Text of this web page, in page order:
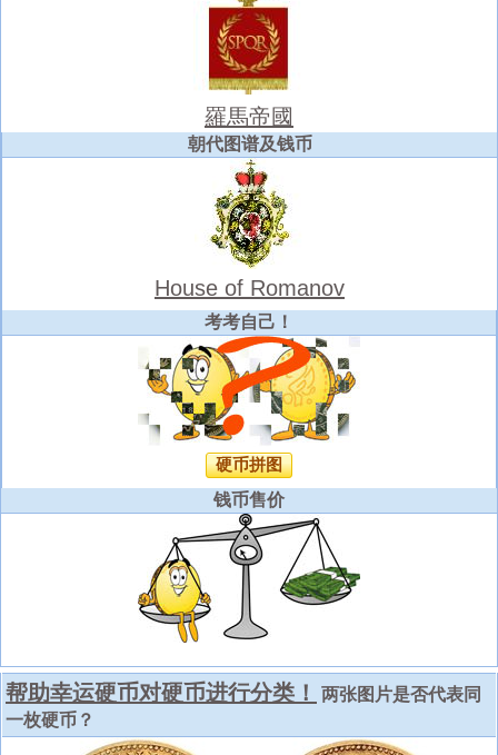
羅馬帝國
朝代图谱及钱币
House of Romanov
考考自己！
硬币拼图
钱币售价
帮助幸运硬币对硬币进行分类！
两张图片是否代表同
一枚硬币？